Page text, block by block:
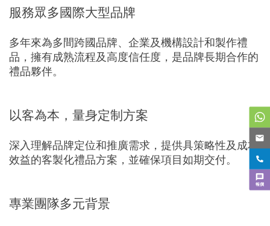
報價
服務眾多國際大型品牌
多年來為多間跨國品牌、企業及機構設計和製作禮
品，擁有成熟流程及高度信任度，是品牌長期合作的
禮品夥伴。
以客為本，量身定制方案
深入理解品牌定位和推廣需求，提供具策略性及成本
效益的客製化禮品方案，並確保項目如期交付。
專業團隊多元背景